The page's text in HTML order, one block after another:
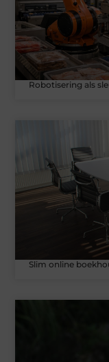
Robotisering als
Slim online